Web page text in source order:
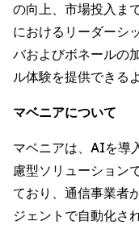
の向上、市場投入ま
におけるリーダーシ
バおよびボネールの
ル体験を提供できる
マベニアについて
マベニアは、AIを導
慮型ソリューション
ており、通信事業者
ジェントで自動化さ